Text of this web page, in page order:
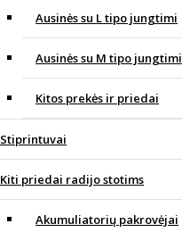
Ausinės su L tipo jungtimi
Ausinės su M tipo jungtimi
Kitos prekės ir priedai
Stiprintuvai
Kiti priedai radijo stotims
Akumuliatorių pakrovėjai